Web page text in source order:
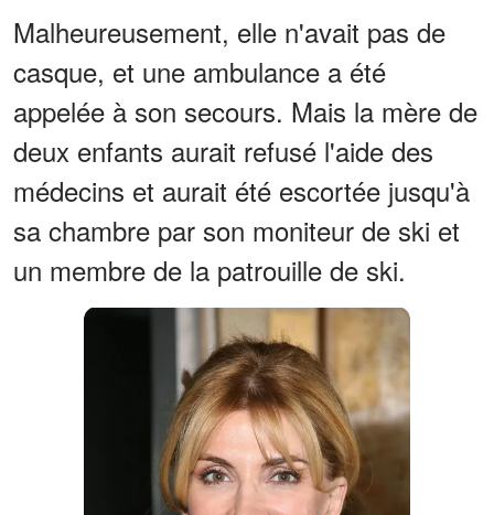
Malheureusement, elle n'avait pas de
casque, et une ambulance a été
appelée à son secours. Mais la mère de
deux enfants aurait refusé l'aide des
médecins et aurait été escortée jusqu'à
sa chambre par son moniteur de ski et
un membre de la patrouille de ski.